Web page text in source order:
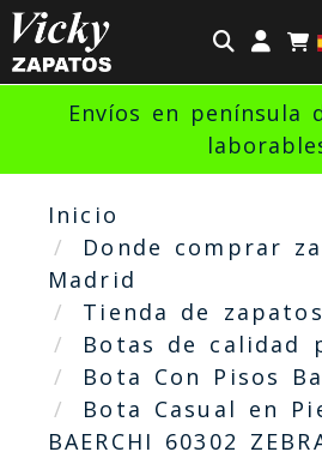
Envíos en península
Inicio
Donde comprar
Madrid
Tienda de
Botas de calidad
Bota Con Pisos
Bota Casual en
BAERCHI 60302